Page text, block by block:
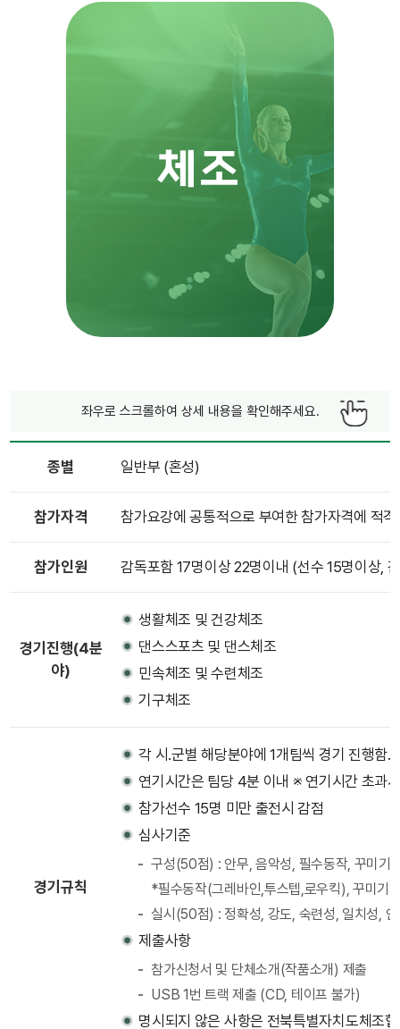
좌우로 스크롤하여 상세 내용을 확인해주세요.
종별 일반부 (혼성)
참가자격 참가요강에 공통적으로 부여한 참가자격에 적
참가인원 감독포함 17명이상 22명이내 (선수 15명이상,
경기진행(4분
야)
생활체조 및 건강체조
댄스스포츠 및 댄스체조
민속체조 및 수련체조
기구체조
경기규칙
각 시․군별 해당분야에 1개팀씩 경기 진행함.
연기시간은 팀당 4분 이내 ※ 연기시간 초과
참가선수 15명 미만 출전시 감점
심사기준
구성(50점) : 안무, 음악성, 필수동작, 꾸미기,
*필수동작(그레바인,투스텝,로우킥), 꾸미기
실시(50점) : 정확성, 강도, 숙련성, 일치성,
제출사항
참가신청서 및 단체소개(작품소개) 제출
USB 1번 트랙 제출 (CD, 테이프 불가)
명시되지 않은 사항은 전북특별자치도체조